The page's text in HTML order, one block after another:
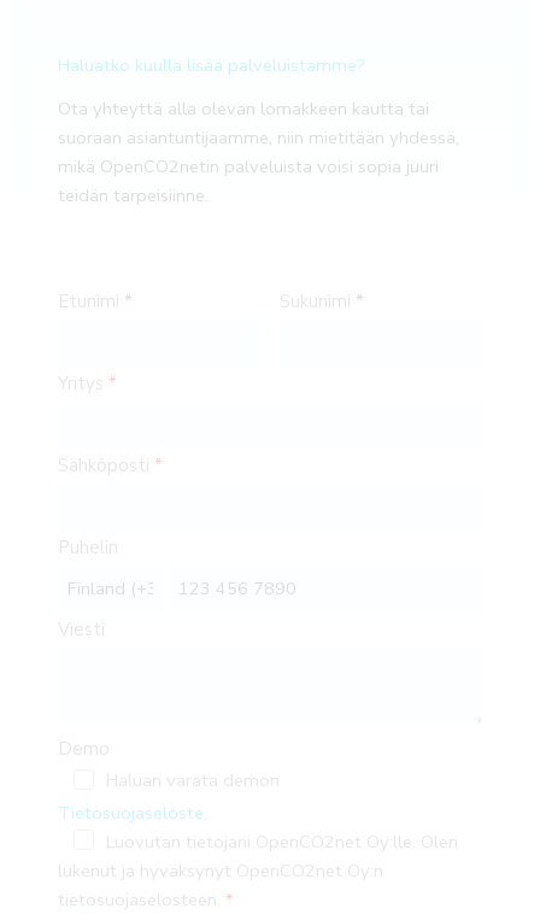
Haluatko kuulla lisää palveluistamme?
Ota yhteyttä alla olevan lomakkeen kautta tai
suoraan asiantuntijaamme, niin mietitään yhdessä,
mikä OpenCO2netin palveluista voisi sopia juuri
teidän tarpeisiinne.
Etunimi Sukunimi
Yritys
Sähköposti
Puhelin
Viesti
Demo
Haluan varata demon
Tietosuojaseloste.
Luovutan tietojani OpenCO2net Oy:lle. Olen
lukenut ja hyväksynyt OpenCO2net Oy:n
tietosuojaselosteen.